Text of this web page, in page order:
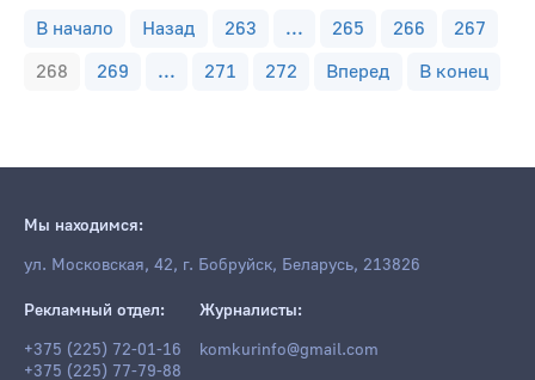
В начало Назад 263 ... 265 266
267
268
269 ... 271 272 Вперед В конец
Мы находимся:
ул. Московская, 42, г. Бобруйск, Беларусь, 213826
Рекламный отдел:
+375 (225) 72-01-16
+375 (225) 77-79-88
Журналисты:
komkurinfo@gmail.com